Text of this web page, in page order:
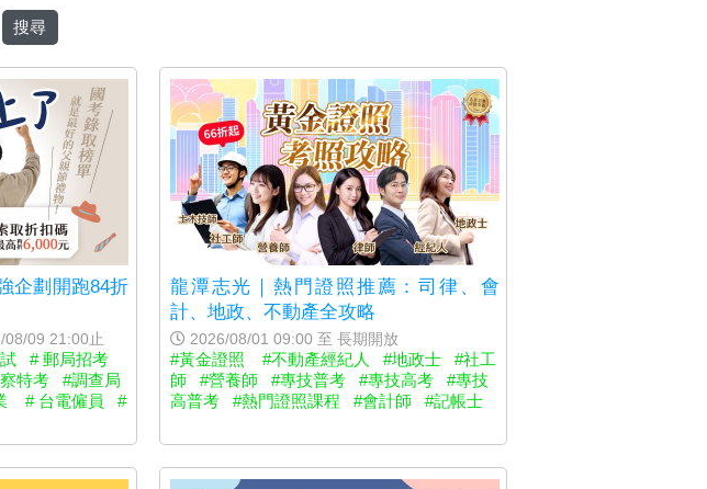
企劃開跑84折
09 21:00止
# 郵局招考
特考
#調查局
# 台電僱員
#
龍潭志光｜熱門證照推薦：司律、會
計、地政、不動產全攻略
2026/08/01 09:00 至 長期開放
#黃金證照 #不動產經紀人 #地政士
#社工
師
#營養師 #專技普考 #專技高考
#專技
高普考
#熱門證照課程 #會計師 #記帳士